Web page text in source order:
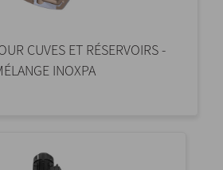
CUVES ET RÉSERVOIRS -
INOXPA